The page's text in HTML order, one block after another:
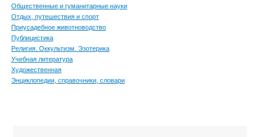
Общественные и гуманитарные науки
Отдых, путешествия и спорт
Приусадебное животноводство
Публицистика
Религия. Оккультизм. Эзотерика
Учебная литература
Художественная
Энциклопедии, справочники, словари